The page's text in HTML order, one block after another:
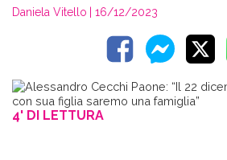
Daniela Vitello | 16/12/2023
4' DI LETTURA